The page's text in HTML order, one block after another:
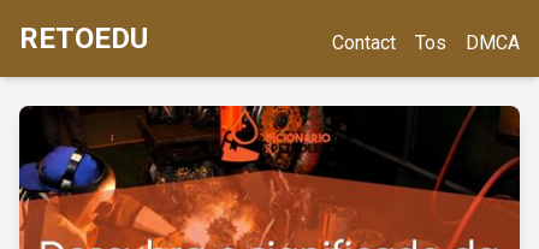
RETOEDU Contact Tos DMCA